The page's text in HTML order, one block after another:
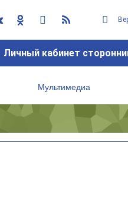
Личный кабинет
Мультимедиа